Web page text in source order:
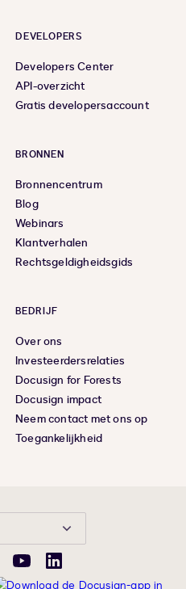
DEVELOPERS
Developers Center
API-overzicht
Gratis developersaccount
BRONNEN
Bronnencentrum
Blog
Webinars
Klantverhalen
Rechtsgeldigheidsgids
BEDRIJF
Over ons
Investeerdersrelaties
Docusign for Forests
Docusign impact
Neem contact met ons op
Toegankelijkheid
YouTubeLinkedIn